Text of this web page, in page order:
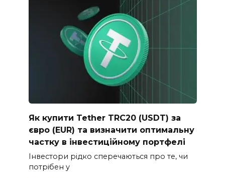
Як купити Tether TRC20 (USDT) за
євро (EUR) та визначити оптимальну
частку в інвестиційному портфелі
Інвестори рідко сперечаються про те, чи
потрібен у